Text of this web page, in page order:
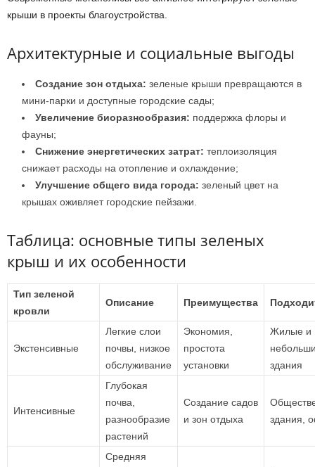
крыши в проекты благоустройства.
Архитектурные и социальные выгоды
Создание зон отдыха: зеленые крыши превращаются в
мини-парки и доступные городские сады;
Увеличение биоразнообразия: поддержка флоры и
фауны;
Снижение энергетических затрат: теплоизоляция
снижает расходы на отопление и охлаждение;
Улучшение общего вида города: зеленый цвет на
крышах оживляет городские пейзажи.
Таблица: основные типы зеленых
крыш и их особенности
Тип зеленой
кровли
Описание Преимущества
Экстенсивные
Легкие слои
почвы, низкое
обслуживание
Экономия,
простота
установки
Жилые и
здания
Интенсивные
Глубокая
почва,
разнообразие
растений
Создание садов
и зон отдыха
здания,
Средняя